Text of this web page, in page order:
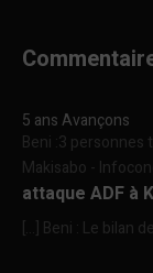
5 ans Avançons
Beni :3 personnes
Makisabo -
attaque ADF à
[…] Beni : Le bilan